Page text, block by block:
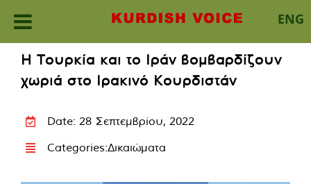
ENG
content
Η Τουρκία και το Ιράν βομβαρδίζουν
χωριά στο Ιρακινό Κουρδιστάν
Date: 28 Σεπτεμβρίου, 2022
Categories:Δικαιώματα